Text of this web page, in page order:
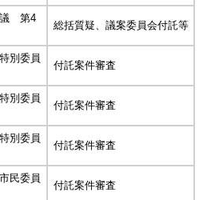
第4
総括質疑、議案委員会付託等
別委員
付託案件審査
別委員
付託案件審査
別委員
付託案件審査
民委員
付託案件審査